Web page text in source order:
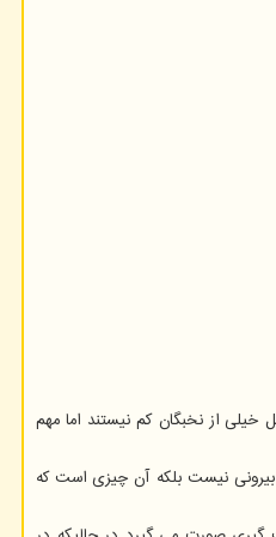
از نخبگان کم نیستند اما مهم
نیست بلکه آن چیزی است که